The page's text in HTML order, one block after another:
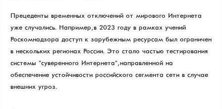
Прецеденты временных отключений от мирового Интернета
уже случались. Например, в 2023 году в рамках учений
Роскомнадзора доступ к зарубежным ресурсам был ограничен
в нескольких регионах России. Это стало частью тестирования
системы "суверенного Интернета", направленной на
обеспечение устойчивости российского сегмента сети в случае
внешних угроз.